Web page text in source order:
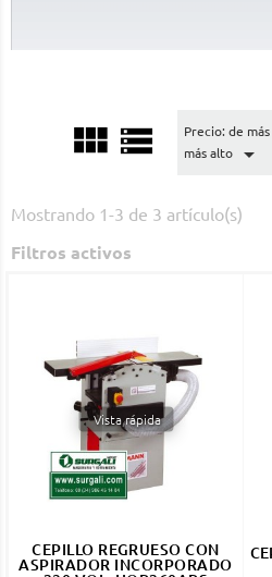
 
Precio: de
más alto

Mostrando 1-3 de 3 artículo(s)
Filtros activos
Vista rápida
CEPILLO REGRUESO CON
ASPIRADOR INCORPORADO